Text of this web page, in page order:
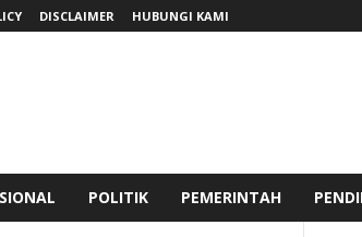
DISCLAIMER HUBUNGI KAMI
POLITIK PEMERINTAH